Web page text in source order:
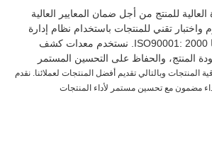
للمنتج من أجل ضمان المعايير العالية
واختبار تقني للمنتجات باستخدام نظام إدارة
الجودة المعترف به دوليًا ISO90001: 2000. نستخدم معدات كشف
المنتج، والحفاظ على التحسين المستمر
المنتجات وبالتالي تقديم أفضل المنتجات لعملائنا. نقدم
مضمون مع تحسين مستمر لأداء المنتجات